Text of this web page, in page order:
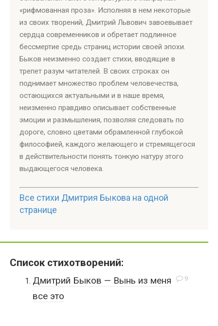
«рифмованная проза». Исполняя в нем некоторые
из своих творений, Дмитрий Львович завоевывает
сердца современников и обретает подлинное
бессмертие средь страниц истории своей эпохи.
Быков неизменно создает стихи, вводящие в
трепет разум читателей. В своих строках он
поднимает множество проблем человечества,
остающихся актуальными и в наше время,
неизменно правдиво описывает собственные
эмоции и размышления, позволяя следовать по
дороге, словно цветами обрамленной глубокой
философией, каждого желающего и стремящегося
в действительности понять тонкую натуру этого
выдающегося человека.
Все стихи Дмитрия Быкова на одной
странице
Список стихотворений:
9
Дмитрий Быков — Вынь из меня
все это